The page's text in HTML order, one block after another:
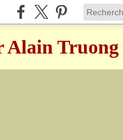
Alain Truong